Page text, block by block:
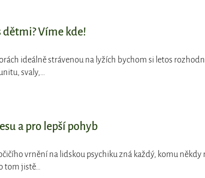
dětmi? Víme kde!
ideálně strávenou na lyžích bychom si letos
svaly,…
a pro lepší pohyb
vrnění na lidskou psychiku zná každý, komu někdy
tom jistě…